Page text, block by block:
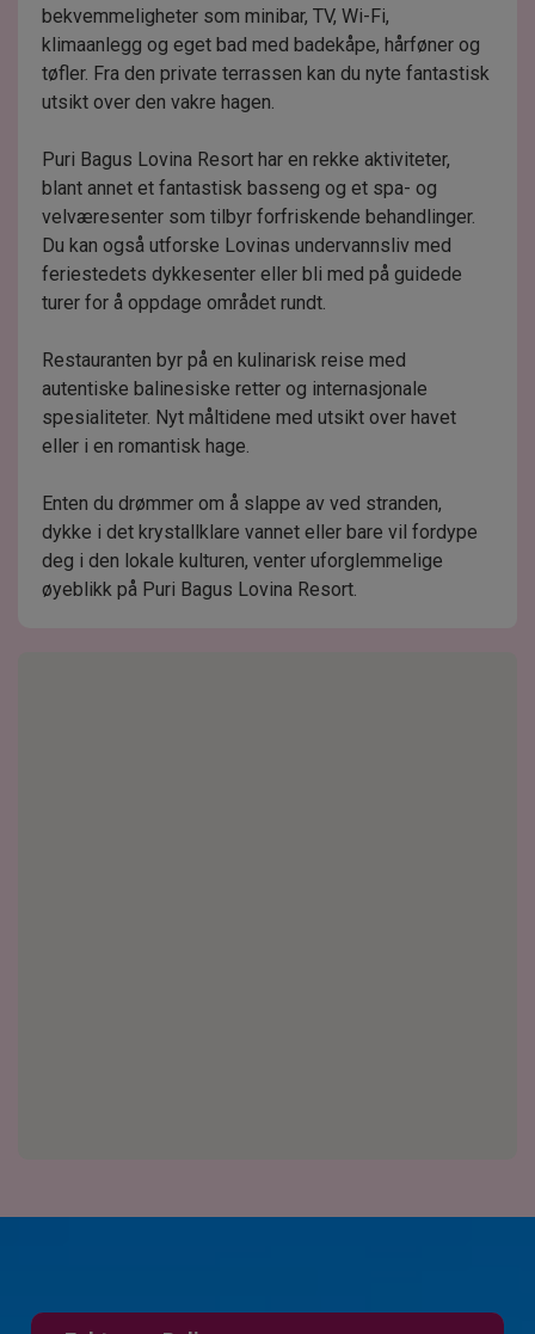
bekvemmeligheter som minibar, TV, Wi-Fi,
klimaanlegg og eget bad med badekåpe, hårføner og
tøfler. Fra den private terrassen kan du nyte fantastisk
utsikt over den vakre hagen.
Puri Bagus Lovina Resort har en rekke aktiviteter,
blant annet et fantastisk basseng og et spa- og
velværesenter som tilbyr forfriskende behandlinger.
Du kan også utforske Lovinas undervannsliv med
feriestedets dykkesenter eller bli med på guidede
turer for å oppdage området rundt.
Restauranten byr på en kulinarisk reise med
autentiske balinesiske retter og internasjonale
spesialiteter. Nyt måltidene med utsikt over havet
eller i en romantisk hage.
Enten du drømmer om å slappe av ved stranden,
dykke i det krystallklare vannet eller bare vil fordype
deg i den lokale kulturen, venter uforglemmelige
øyeblikk på Puri Bagus Lovina Resort.